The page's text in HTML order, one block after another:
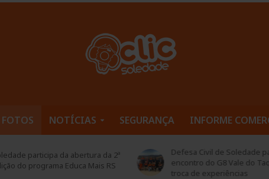
FOTOS NOTÍCIAS SEGURANÇA INFORME
participa da abertura da 2ª
do programa Educa Mais RS
Defesa Civil de Soledade
encontro do G8 Vale do
troca de experiências